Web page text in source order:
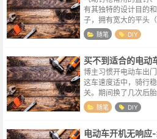
有其独特的设计目的
子，拥有宽大的平头
路的钉杆，其设计核
力，通过纹路增强与
随笔 DIY
买不到适合的电动
博主习惯开电动车出
这车速度适中，骑行
关。期间换了几次后
一如既往的稳定，就
去破破烂烂的鞍座，就
随笔 DIY
电动车开机无响应